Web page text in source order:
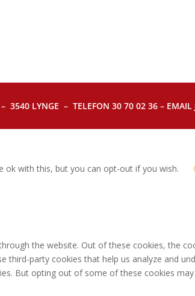
3540 LYNGE – TELEFON 30 70 02 36 – EMAIL
ok with this, but you can opt-out if you wish.
the website. Out of these cookies, the
party cookies that help us analyze and
But opting out of some of these cookies